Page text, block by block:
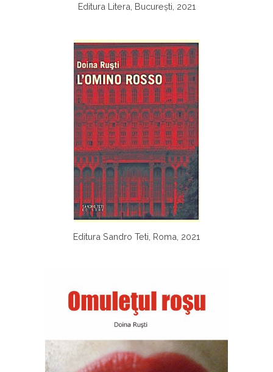
Editura Litera, București, 2021
Editura Sandro Teti, Roma, 2021